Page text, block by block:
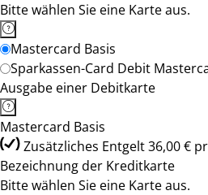
Bitte wählen Sie eine Karte aus.
Mastercard Basis
Sparkassen-Card Debit
Ausgabe einer Debitkarte
Mastercard Basis
Zusätzliches Entgelt 36,00 €
Bezeichnung der Kreditkarte
Bitte wählen Sie eine Karte aus.